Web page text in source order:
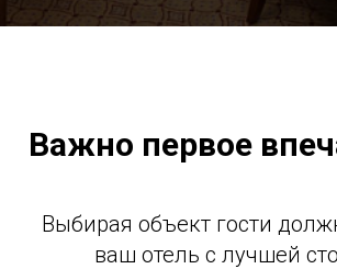
Важно первое
Выбирая объект гости
ваш отель с лучшей